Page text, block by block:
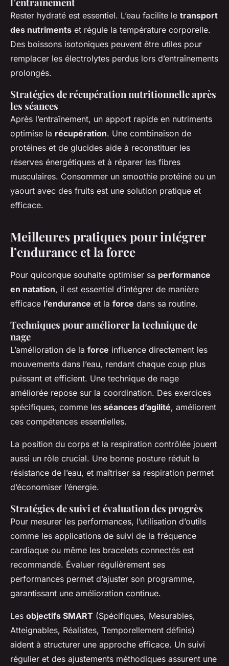
Rester hydraté est essentiel. L’eau facilite le transport
des nutriments et régule la température corporelle.
Des boissons isotoniques peuvent être utiles pour
remplacer les électrolytes perdus lors d’entraînements
prolongés.
Stratégies de récupération nutritionnelle après
les séances
Après l’entraînement, un apport rapide en nutriments
optimise la récupération. Une combinaison de
protéines et de glucides aide à reconstituer les
réserves énergétiques et à réparer les fibres
musculaires. Consommer un smoothie protéiné ou un
yaourt avec des fruits est une solution pratique et
efficace.
Meilleures pratiques pour intégrer
l’endurance et la force
Pour quiconque souhaite optimiser sa performance
en natation, il est essentiel d’intégrer de manière
efficace l’endurance et la force dans sa routine.
Techniques pour améliorer la technique de
nage
L’amélioration de la force influence directement les
mouvements dans l’eau, rendant chaque coup plus
puissant et efficient. Une technique de nage
améliorée repose sur la coordination. Des exercices
spécifiques, comme les séances d’agilité, améliorent
ces compétences essentielles.
La position du corps et la respiration contrôlée jouent
aussi un rôle crucial. Une bonne posture réduit la
résistance de l’eau, et maîtriser sa respiration permet
d’économiser l’énergie.
Stratégies de suivi et évaluation des progrès
Pour mesurer les performances, l’utilisation d’outils
comme les applications de suivi de la fréquence
cardiaque ou même les bracelets connectés est
recommandé. Évaluer régulièrement ses
performances permet d’ajuster son programme,
garantissant une amélioration continue.
Les objectifs SMART (Spécifiques, Mesurables,
Atteignables, Réalistes, Temporellement définis)
aident à structurer une approche efficace. Un suivi
régulier et des ajustements méthodiques assurent une